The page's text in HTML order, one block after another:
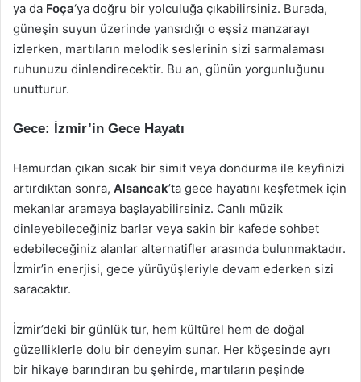
ya da Foça‘ya doğru bir yolculuğa çıkabilirsiniz. Burada,
güneşin suyun üzerinde yansıdığı o eşsiz manzarayı
izlerken, martıların melodik seslerinin sizi sarmalaması
ruhunuzu dinlendirecektir. Bu an, günün yorgunluğunu
unutturur.
Gece: İzmir’in Gece Hayatı
Hamurdan çıkan sıcak bir simit veya dondurma ile keyfinizi
artırdıktan sonra, Alsancak’ta gece hayatını keşfetmek için
mekanlar aramaya başlayabilirsiniz. Canlı müzik
dinleyebileceğiniz barlar veya sakin bir kafede sohbet
edebileceğiniz alanlar alternatifler arasında bulunmaktadır.
İzmir’in enerjisi, gece yürüyüşleriyle devam ederken sizi
saracaktır.
İzmir’deki bir günlük tur, hem kültürel hem de doğal
güzelliklerle dolu bir deneyim sunar. Her köşesinde ayrı
bir hikaye barındıran bu şehirde, martıların peşinde